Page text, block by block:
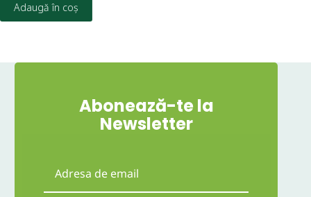
Adaugă în coș
Abonează-te la
Newsletter